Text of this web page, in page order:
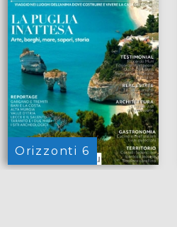
Orizzonti 6